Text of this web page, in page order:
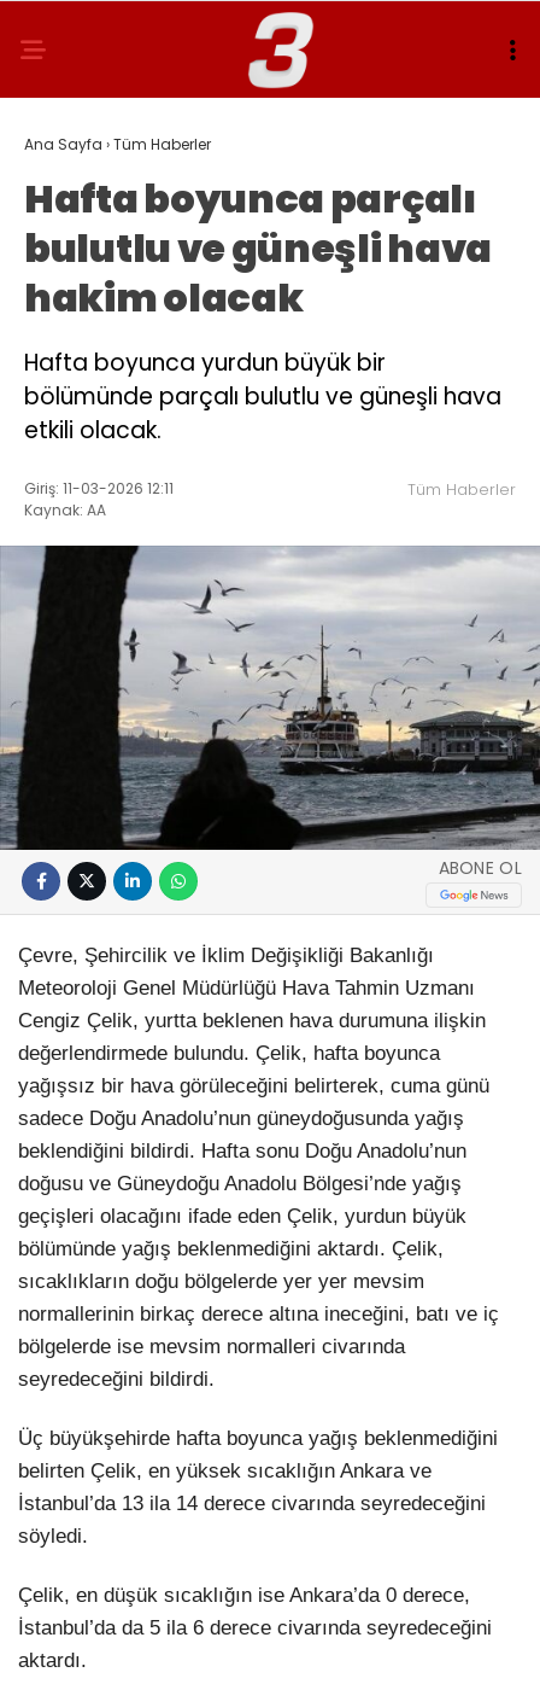
Ana Sayfa ›Tüm Haberler
Hafta boyunca parçalı
bulutlu ve güneşli hava
hakim olacak
Hafta boyunca yurdun büyük bir
bölümünde parçalı bulutlu ve güneşli hava
etkili olacak.
Giriş: 11-03-2026 12:11
Kaynak: AA
Tüm Haberler
ABONE OL
Çevre, Şehircilik ve İklim Değişikliği Bakanlığı
Meteoroloji Genel Müdürlüğü Hava Tahmin Uzmanı
Cengiz Çelik, yurtta beklenen hava durumuna ilişkin
değerlendirmede bulundu. Çelik, hafta boyunca
yağışsız bir hava görüleceğini belirterek, cuma günü
sadece Doğu Anadolu’nun güneydoğusunda yağış
beklendiğini bildirdi. Hafta sonu Doğu Anadolu’nun
doğusu ve Güneydoğu Anadolu Bölgesi’nde yağış
geçişleri olacağını ifade eden Çelik, yurdun büyük
bölümünde yağış beklenmediğini aktardı. Çelik,
sıcaklıkların doğu bölgelerde yer yer mevsim
normallerinin birkaç derece altına ineceğini, batı ve iç
bölgelerde ise mevsim normalleri civarında
seyredeceğini bildirdi.
Üç büyükşehirde hafta boyunca yağış beklenmediğini
belirten Çelik, en yüksek sıcaklığın Ankara ve
İstanbul’da 13 ila 14 derece civarında seyredeceğini
söyledi.
Çelik, en düşük sıcaklığın ise Ankara’da 0 derece,
İstanbul’da da 5 ila 6 derece civarında seyredeceğini
aktardı.